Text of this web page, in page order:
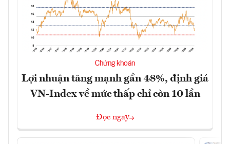
Chứng khoán
Lợi nhuận tăng mạnh gần 48%, định giá
VN-Index về mức thấp chỉ còn 10 lần
Đọc ngay